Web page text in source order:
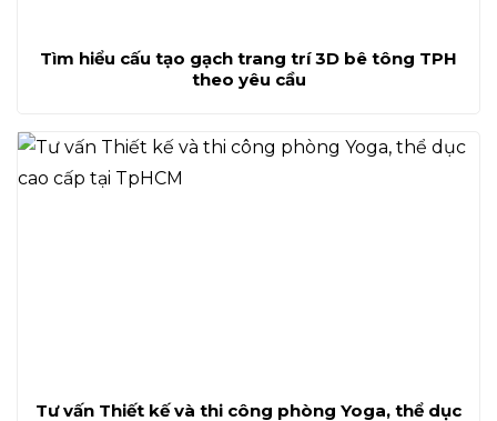
Tìm hiểu cấu tạo gạch trang trí 3D bê tông TPH
theo yêu cầu
Tư vấn Thiết kế và thi công phòng Yoga, thể dục